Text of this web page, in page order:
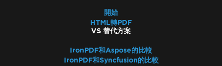
開始
HTML轉PDF
VS 替代方案
IronPDF和Aspose的比較
IronPDF和Syncfusion的比較